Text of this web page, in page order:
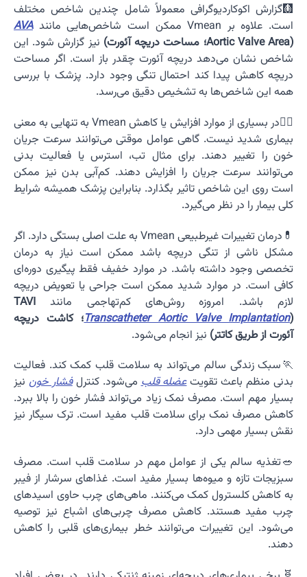
🩻گزارش اکوکاردیوگرافی معمولاً شامل چندین شاخص مختلف
است. علاوه بر Vmean ممکن است شاخص‌هایی مانند
AVA
(Aortic Valve Area؛ مساحت دریچه آئورت)
نیز گزارش شود. این
شاخص نشان می‌دهد دریچه آئورت چقدر باز است. اگر مساحت
دریچه کاهش پیدا کند احتمال تنگی وجود دارد. پزشک با بررسی
همه این شاخص‌ها به تشخیص دقیق می‌رسد.
👩‍⚕️در بسیاری از موارد افزایش یا کاهش Vmean به تنهایی به معنی
بیماری شدید نیست. گاهی عوامل موقتی می‌توانند سرعت جریان
خون را تغییر دهند. برای مثال تب، استرس یا فعالیت بدنی
می‌توانند سرعت جریان را افزایش دهند. کم‌آبی بدن نیز ممکن
است روی این شاخص تاثیر بگذارد. بنابراین پزشک همیشه شرایط
کلی بیمار را در نظر می‌گیرد.
💊درمان تغییرات غیرطبیعی Vmean به علت اصلی بستگی دارد. اگر
مشکل ناشی از تنگی دریچه باشد ممکن است نیاز به درمان
تخصصی وجود داشته باشد. در موارد خفیف فقط پیگیری دوره‌ای
کافی است. در موارد شدید ممکن است جراحی یا تعویض دریچه
لازم باشد. امروزه روش‌های کم‌تهاجمی مانند TAVI
(
Transcatheter Aortic Valve Implantation؛ کاشت دریچه
آئورت از طریق کاتتر) نیز انجام می‌شود.
🏃سبک زندگی سالم می‌تواند به سلامت قلب کمک کند. فعالیت
بدنی منظم باعث تقویتعضله قلبمی‌شود. کنترلفشار خون نیز
بسیار مهم است. مصرف نمک زیاد می‌تواند فشار خون را بالا ببرد.
کاهش مصرف نمک برای سلامت قلب مفید است. ترک سیگار نیز
نقش بسیار مهمی دارد.
🥗تغذیه سالم یکی از عوامل مهم در سلامت قلب است. مصرف
سبزیجات تازه و میوه‌ها بسیار مفید است. غذاهای سرشار از فیبر
به کاهش کلسترول کمک می‌کنند. ماهی‌های چرب حاوی اسیدهای
چرب مفید هستند. کاهش مصرف چربی‌های اشباع نیز توصیه
می‌شود. این تغییرات می‌توانند خطر بیماری‌های قلبی را کاهش
دهند.